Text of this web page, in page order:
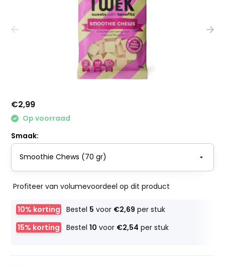
€2,99
Op voorraad
Smaak:
Profiteer van volumevoordeel op dit product
10% korting Bestel 5 voor €2,69 per stuk
15% korting
Bestel10 voor €2,54 per stuk